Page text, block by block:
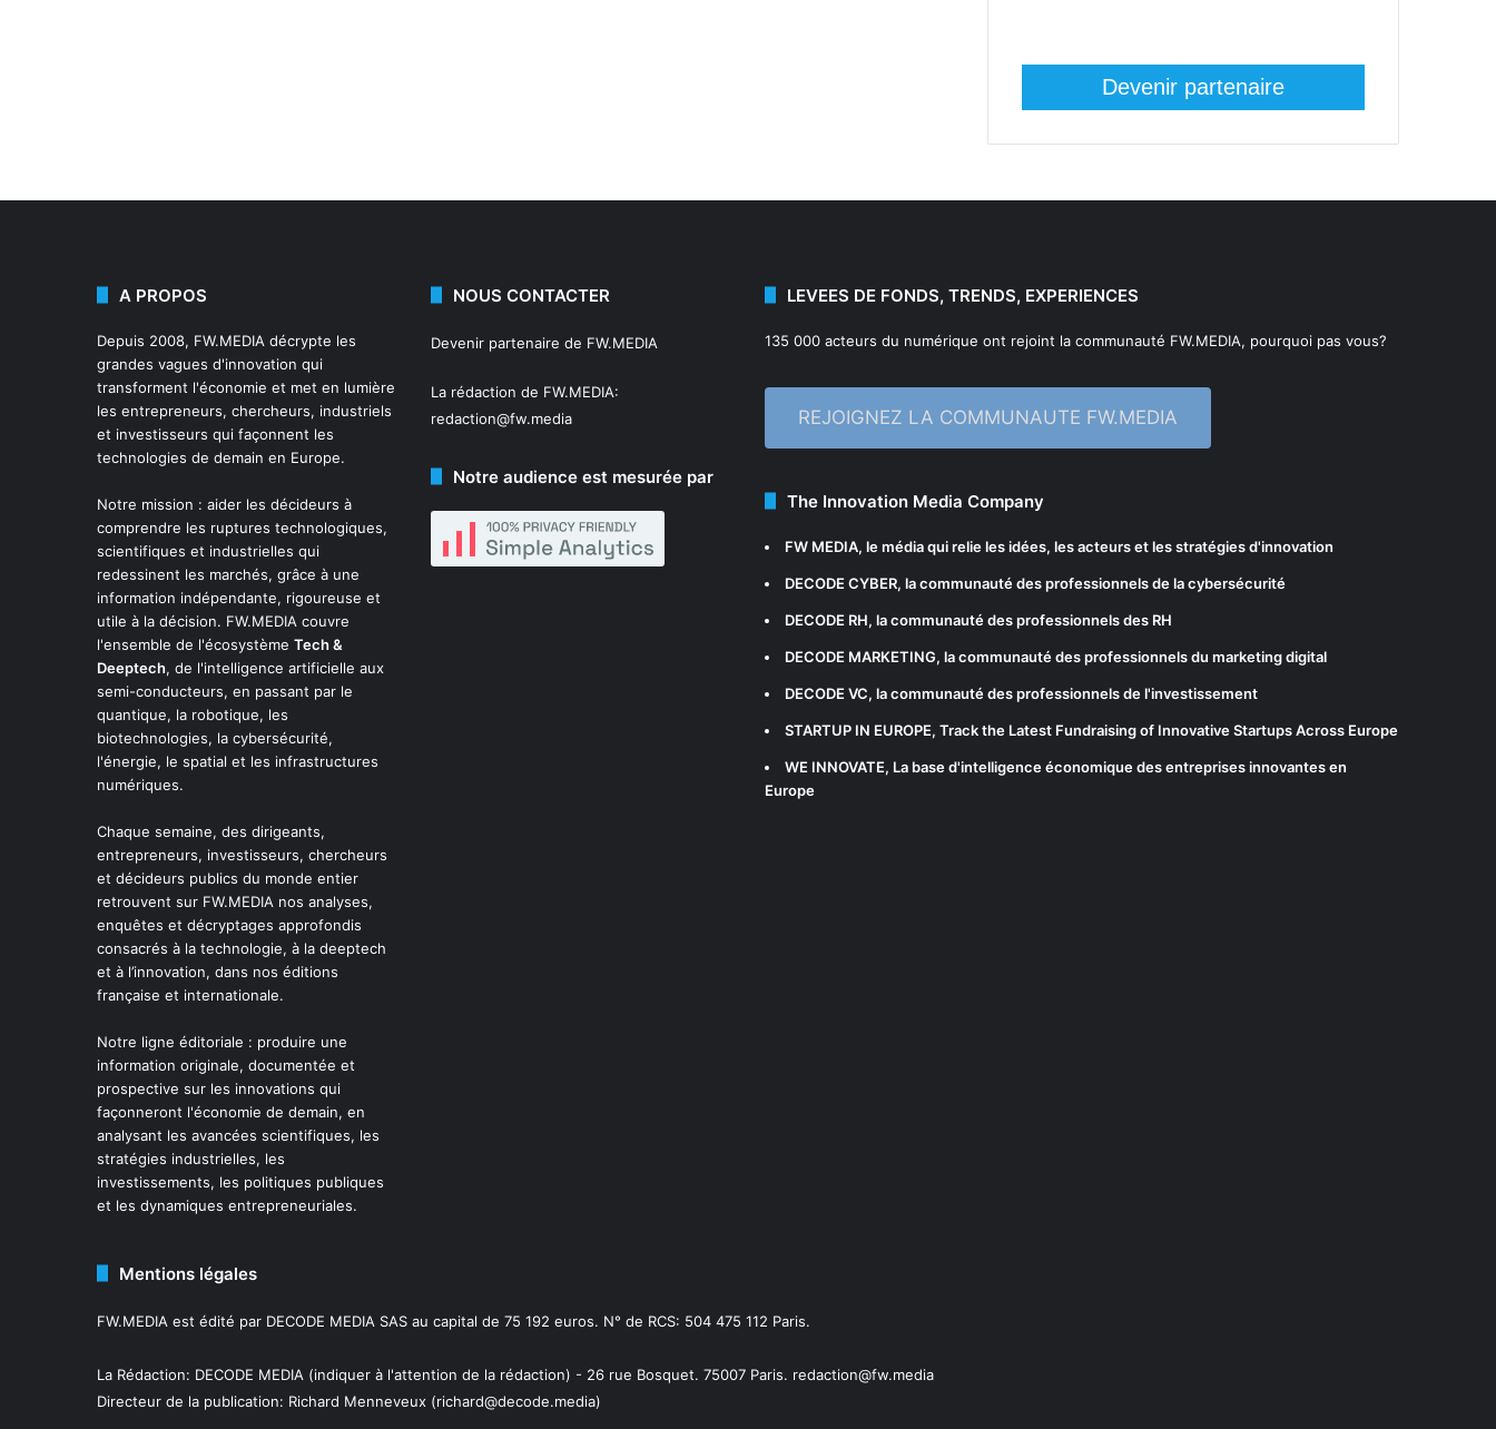
Devenir partenaire
A PROPOS
Depuis 2008, FW.MEDIA décrypte les
grandes vagues d'innovation qui
transforment l'économie et met en lumière
les entrepreneurs, chercheurs, industriels
et investisseurs qui façonnent les
technologies de demain en Europe.
Notre mission : aider les décideurs à
comprendre les ruptures technologiques,
scientifiques et industrielles qui
redessinent les marchés, grâce à une
information indépendante, rigoureuse et
utile à la décision. FW.MEDIA couvre
l'ensemble de l'écosystème Tech &
Deeptech, de l'intelligence artificielle aux
semi-conducteurs, en passant par le
quantique, la robotique, les
biotechnologies, la cybersécurité,
l'énergie, le spatial et les infrastructures
numériques.
Chaque semaine, des dirigeants,
entrepreneurs, investisseurs, chercheurs
et décideurs publics du monde entier
retrouvent sur FW.MEDIA nos analyses,
enquêtes et décryptages approfondis
consacrés à la technologie, à la deeptech
et à l’innovation, dans nos éditions
française et internationale.
Notre ligne éditoriale : produire une
information originale, documentée et
prospective sur les innovations qui
façonneront l'économie de demain, en
analysant les avancées scientifiques, les
stratégies industrielles, les
investissements, les politiques publiques
et les dynamiques entrepreneuriales.
NOUS CONTACTER
Devenir partenaire de FW.MEDIA
La rédaction de FW.MEDIA:
redaction@fw.media
Notre audience est mesurée par
LEVEES DE FONDS, TRENDS, EXPERIENCES
135 000 acteurs du numérique ont rejoint la communauté FW.MEDIA, pourquoi pas vous?
REJOIGNEZ LA COMMUNAUTE FW.MEDIA
The Innovation Media Company
FW MEDIA, le média qui relie les idées, les acteurs et les stratégies d'innovation
DECODE CYBER, la communauté des professionnels de la cybersécurité
DECODE RH, la communauté des professionnels des RH
DECODE MARKETING, la communauté des professionnels du marketing digital
DECODE VC, la communauté des professionnels de l'investissement
STARTUP IN EUROPE, Track the Latest Fundraising of Innovative Startups Across Europe
WE INNOVATE, La base d'intelligence économique des entreprises innovantes en
Europe
Mentions légales
FW.MEDIA est édité par DECODE MEDIA SAS au capital de 75 192 euros. N° de RCS: 504 475 112 Paris.
La Rédaction: DECODE MEDIA (indiquer à l'attention de la rédaction) - 26 rue Bosquet. 75007 Paris. redaction@fw.media
Directeur de la publication: Richard Menneveux (richard@decode.media)